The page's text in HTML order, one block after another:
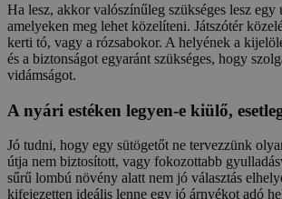
Ha lesz, akkor valószínűleg szükséges lesz egy
amelyeken meg lehet közelíteni. Játszótér
kerti tó, vagy a rózsabokor. A helyének a
és a biztonságot egyaránt szükséges, hogy
vidámságot.
A nyári estéken legyen-e kiülő,
Jó tudni, hogy egy sütögetőt ne tervezzünk
útja nem biztosított, vagy fokozottabb
sűrű lombú növény alatt nem jó választás
kifejezetten ideális lenne egy jó árnyékot adó